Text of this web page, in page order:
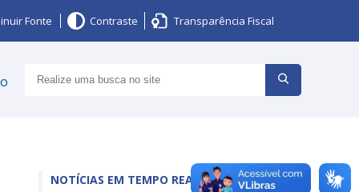
Fonte Contraste Transparência Fiscal
NOTÍCIAS EM TEMPO REAL